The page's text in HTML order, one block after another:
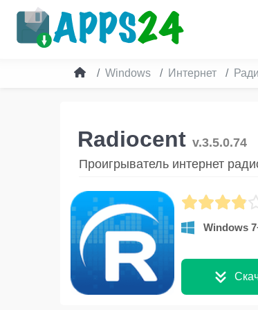
Windows Интернет
Radiocent v.3.5.0.74
Проигрыватель интернет
Windows